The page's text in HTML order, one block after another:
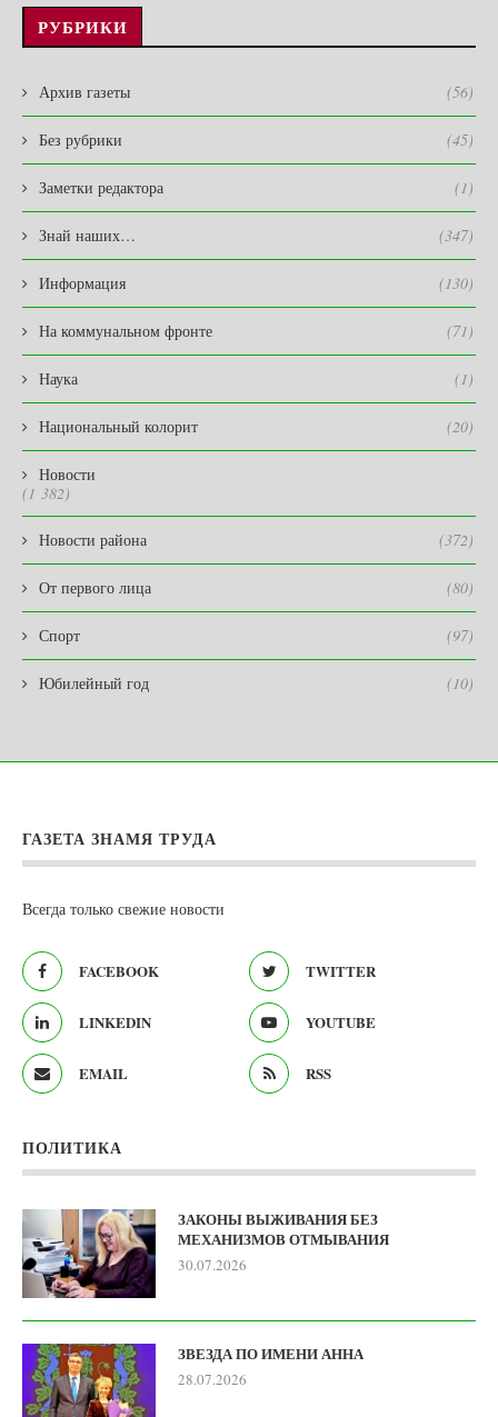
РУБРИКИ
Архив газеты (56)
Без рубрики (45)
Заметки редактора (1)
Знай наших… (347)
Информация (130)
На коммунальном фронте (71)
Наука (1)
Национальный колорит (20)
Новости
(1 382)
Новости района (372)
От первого лица (80)
Спорт (97)
Юбилейный год (10)
ГАЗЕТА ЗНАМЯ ТРУДА
Всегда только свежие новости
FACEBOOK TWITTER
LINKEDIN YOUTUBE
EMAIL RSS
ПОЛИТИКА
ЗАКОНЫ ВЫЖИВАНИЯ БЕЗ
МЕХАНИЗМОВ ОТМЫВАНИЯ
30.07.2026
ЗВЕЗДА ПО ИМЕНИ АННА
28.07.2026